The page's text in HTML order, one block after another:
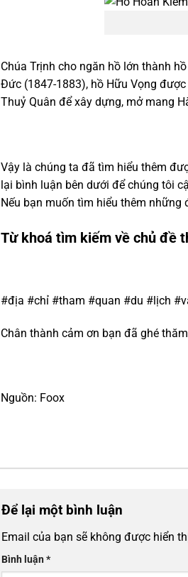
Chúa Trịnh cho ngăn hồ lớn thành
Đức (1847-1883), hồ Hữu Vọng
Thuỷ Quân để xây dựng, mở mang
Vậy là chúng ta đã tìm hiểu thêm
lại bình luận bên dưới để chúng tôi
Nếu bạn muốn tìm hiểu thêm những
Từ khoá tìm kiếm về chủ đề
#địa #chỉ #tham #quan #du #lịch
Chân thành cảm ơn bạn đã ghé
Nguồn: Foox
Để lại một bình luận
Email của bạn sẽ không được hiển
Bình luận*